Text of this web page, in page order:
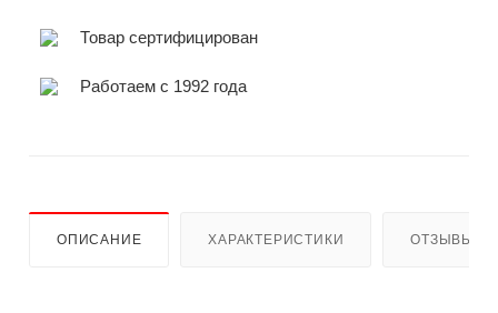
Товар сертифицирован
Работаем с 1992 года
ОПИСАНИЕ ХАРАКТЕРИСТИКИ ОТЗЫВЫ